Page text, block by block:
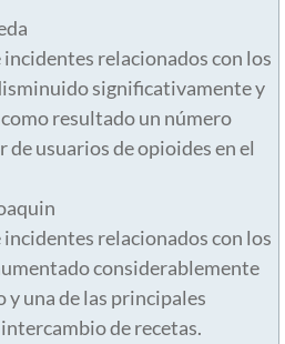
y Recursos Comunes
Opioides
incidentes relacionados con los
significativamente y
resultado un número
de usuarios de opioides en el
incidentes relacionados con los
considerablemente
y una de las principales
de recetas.